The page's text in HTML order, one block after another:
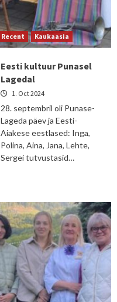
Recent Kaukaasia
Eesti kultuur Punasel
Lagedal
1. Oct 2024
28. septembril oli Punase-
Lageda päev ja Eesti-
Aiakese eestlased: Inga,
Polina, Aina, Jana, Lehte,
Sergei tutvustasid…